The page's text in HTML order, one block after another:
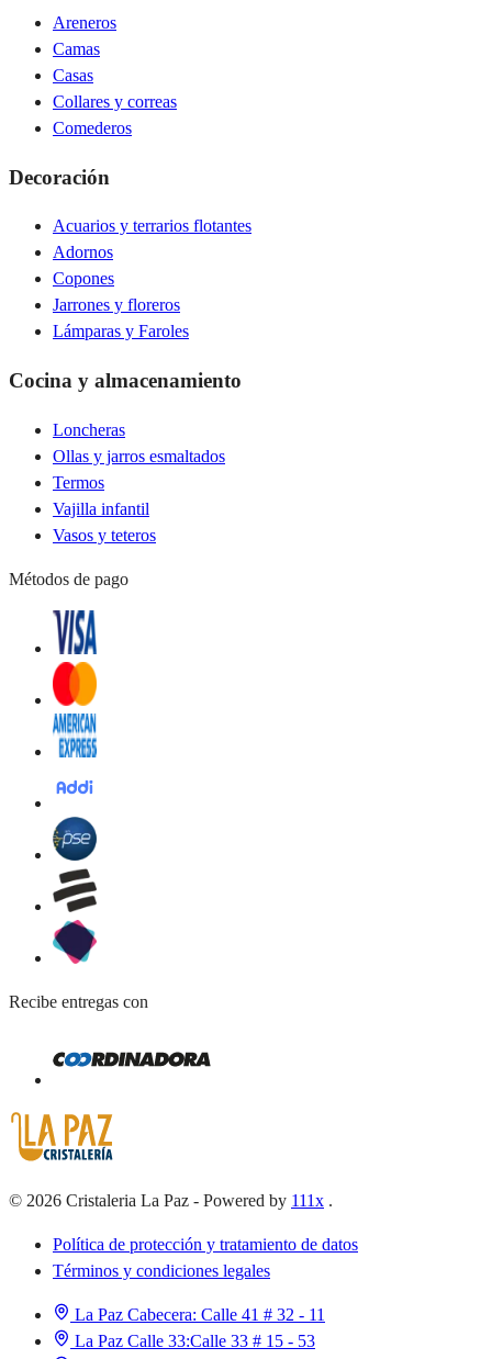
Areneros
Camas
Casas
Collares y correas
Comederos
Decoración
Acuarios y terrarios flotantes
Adornos
Copones
Jarrones y floreros
Lámparas y Faroles
Cocina y almacenamiento
Loncheras
Ollas y jarros esmaltados
Termos
Vajilla infantil
Vasos y teteros
Métodos de pago
Recibe entregas con
© 2026 Cristaleria La Paz - Powered by 111x .
Política de protección y tratamiento de datos
Términos y condiciones legales
La Paz Cabecera: Calle 41 # 32 - 11
La Paz Calle 33:Calle 33 # 15 - 53